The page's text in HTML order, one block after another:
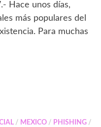
Hace unos días,
más populares del
Para muchas
/ MEXICO/ PHISHING/